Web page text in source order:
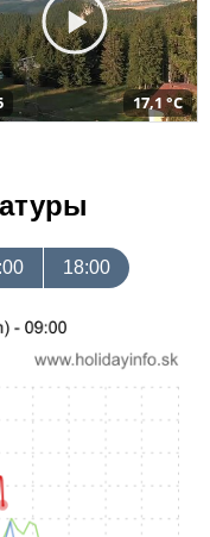
17,1 °C
18:00